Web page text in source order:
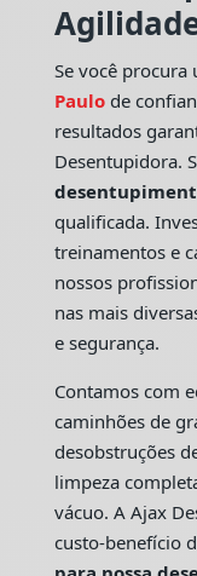
Se você procura
Paulo de
resultados
Desentupidora.
qualificada.
treinamentos e
nossos
nas mais
e segurança.
Contamos com
caminhões de
desobstruções
limpeza
vácuo. A Ajax
custo-benefício